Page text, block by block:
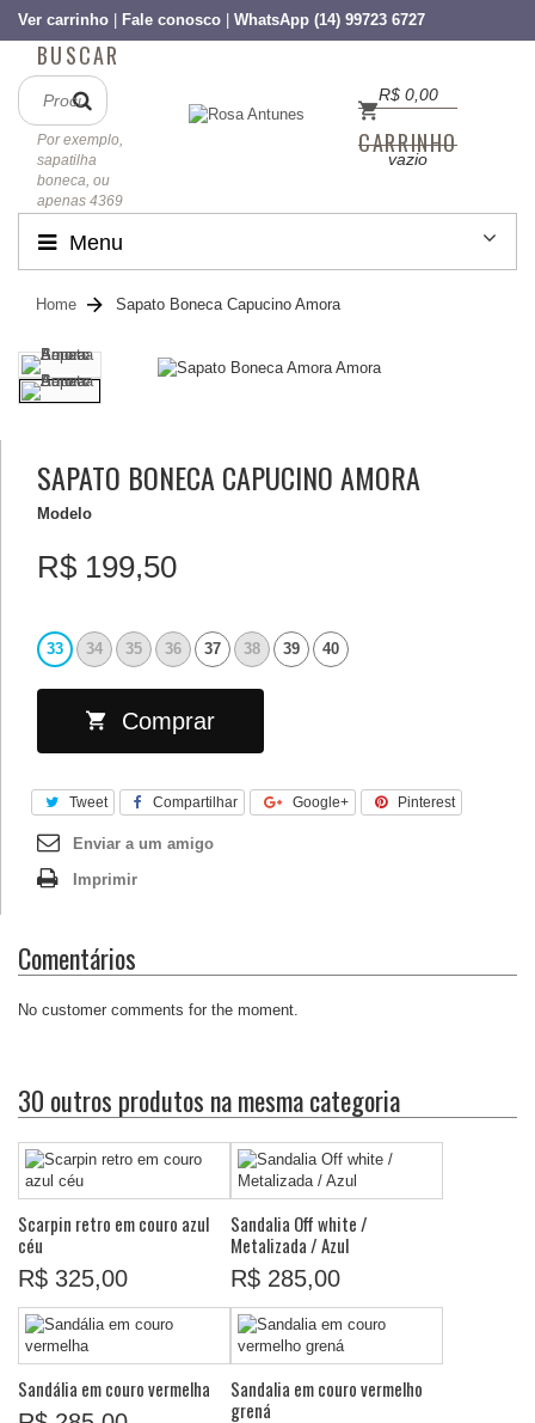
Ver carrinho Fale conosco WhatsApp (14) 99723 6727
BUSCAR
Por exemplo,
sapatilha
boneca, ou
apenas 4369
R$ 0,00
CARRINHO
vazio
Menu
Home Sapato Boneca Capucino Amora
SAPATO BONECA CAPUCINO AMORA
Modelo
R$ 199,50
33 34 35 36 37 38 39 40
Comprar
Tweet Compartilhar Google+ Pinterest
Enviar a um amigo
Imprimir
Comentários
No customer comments for the moment.
30 outros produtos na mesma categoria
Scarpin retro em couro azul
céu
R$ 325,00
Sandalia Off white /
Metalizada / Azul
R$ 285,00
Sandália em couro vermelha
Sandalia em couro vermelho
grená